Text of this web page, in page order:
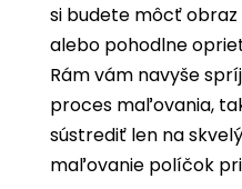
si budete môcť
alebo pohodlne
Rám vám navyše
proces maľovania,
sústrediť len na
maľovanie políčok